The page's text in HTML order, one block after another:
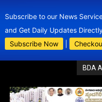
Subscribe to our News
and Get Daily Updates
Subscribe Now
BDA